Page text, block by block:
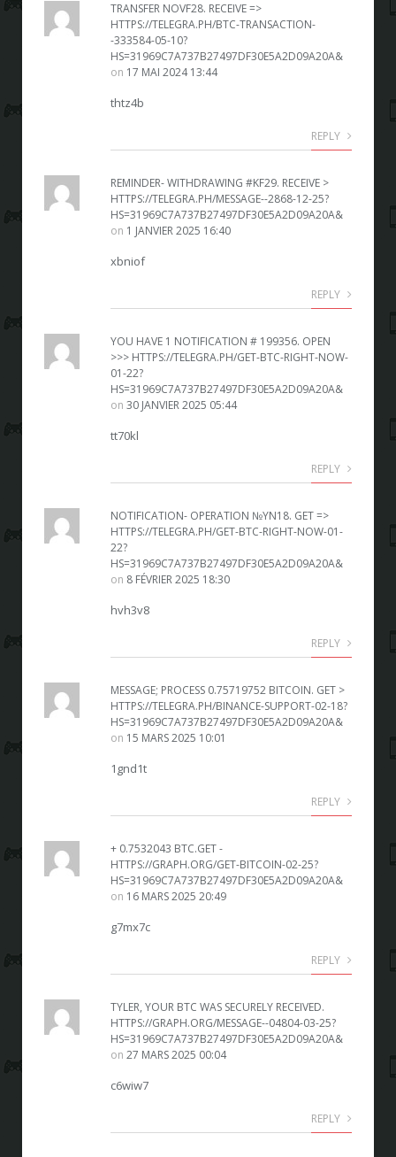
ТRАNSFЕR NОVF28. RЕСЕIVЕ =>
HTTPS://TELEGRA.PH/BTC-TRANSACTION-
-333584-05-10?
HS=31969C7A737B27497DF30E5A2D09A20A&
on 17 MAI 2024 13:44
thtz4b
REPLY
REMINDER- WITHDRAWING #KF29. RECEIVE >
HTTPS://TELEGRA.PH/MESSAGE--2868-12-25?
HS=31969C7A737B27497DF30E5A2D09A20A&
on 1 JANVIER 2025 16:40
xbniof
REPLY
YOU HAVE 1 NOTIFICATION # 199356. OPEN
>>> HTTPS://TELEGRA.PH/GET-BTC-RIGHT-NOW-
01-22?
HS=31969C7A737B27497DF30E5A2D09A20A&
on 30 JANVIER 2025 05:44
tt70kl
REPLY
NOTIFICATION- OPERATION №YN18. GET =>
HTTPS://TELEGRA.PH/GET-BTC-RIGHT-NOW-01-
22?
HS=31969C7A737B27497DF30E5A2D09A20A&
on 8 FÉVRIER 2025 18:30
hvh3v8
REPLY
MESSAGE; PROCESS 0.75719752 BITCOIN. GET >
HTTPS://TELEGRA.PH/BINANCE-SUPPORT-02-18?
HS=31969C7A737B27497DF30E5A2D09A20A&
on 15 MARS 2025 10:01
1gnd1t
REPLY
+ 0.7532043 BTC.GET -
HTTPS://GRAPH.ORG/GET-BITCOIN-02-25?
HS=31969C7A737B27497DF30E5A2D09A20A&
on 16 MARS 2025 20:49
g7mx7c
REPLY
TYLER, YOUR BTC WAS SECURELY RECEIVED.
HTTPS://GRAPH.ORG/MESSAGE--04804-03-25?
HS=31969C7A737B27497DF30E5A2D09A20A&
on 27 MARS 2025 00:04
c6wiw7
REPLY